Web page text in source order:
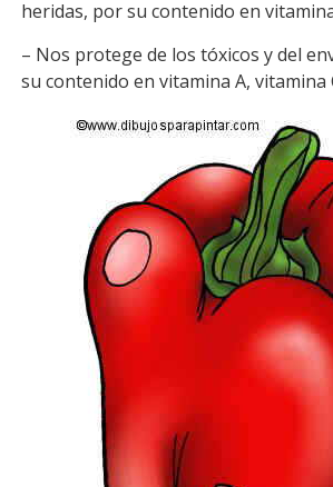
heridas, por su contenido en
– Nos protege de los tóxicos y del
su contenido en vitamina A, vitamina